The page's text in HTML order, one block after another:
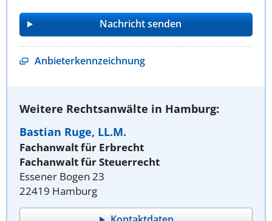
Anbieterkennzeichnung
Weitere Rechtsanwälte in Hamburg:
Bastian Ruge, LL.M.
Fachanwalt für Erbrecht
Fachanwalt für Steuerrecht
Essener Bogen 23
22419 Hamburg